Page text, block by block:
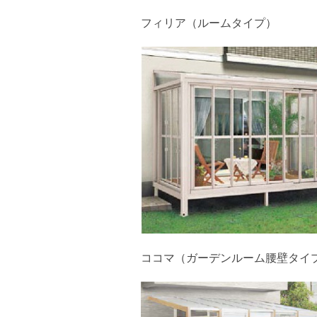
フィリア（ルームタイプ）
ココマ（ガーデンルーム腰壁タイ